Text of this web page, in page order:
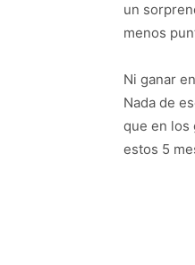
un
menos
Ni ganar
Nada de
que en los
estos 5